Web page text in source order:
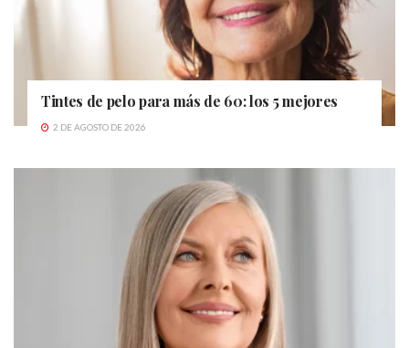
Tintes de pelo para más de 60: los 5 mejores
2 DE AGOSTO DE 2026